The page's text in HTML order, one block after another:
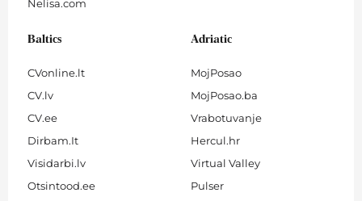
Nelisa.com
Baltics
CVonline.lt
CV.lv
CV.ee
Dirbam.It
Visidarbi.lv
Otsintood.ee
Adriatic
MojPosao
MojPosao.ba
Vrabotuvanje
Hercul.hr
Virtual Valley
Pulser